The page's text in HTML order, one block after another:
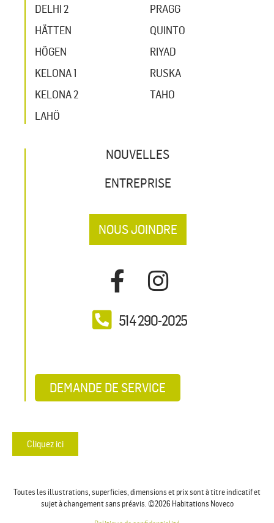
DELHI 2
HÄTTEN
HÖGEN
KELONA 1
KELONA 2
LAHÖ
PRAGG
QUINTO
RIYAD
RUSKA
TAHO
NOUVELLES
ENTREPRISE
NOUS JOINDRE
514 290-2025
DEMANDE DE SERVICE
Cliquez ici
Toutes les illustrations, superficies, dimensions et prix sont à titre indicatif et
sujet à changement sans préavis. ©2026 Habitations Noveco